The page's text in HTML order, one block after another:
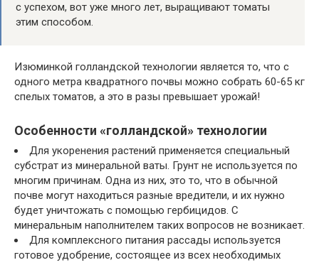
с успехом, вот уже много лет, выращивают томаты
этим способом.
Изюминкой голландской технологии является то, что с
одного метра квадратного почвы можно собрать 60-65 кг
спелых томатов, а это в разы превышает урожай!
Особенности «голландской» технологии
Для укоренения растений применяется специальный
субстрат из минеральной ваты. Грунт не используется по
многим причинам. Одна из них, это то, что в обычной
почве могут находиться разные вредители, и их нужно
будет уничтожать с помощью гербицидов. С
минеральным наполнителем таких вопросов не возникает.
Для комплексного питания рассады используется
готовое удобрение, состоящее из всех необходимых